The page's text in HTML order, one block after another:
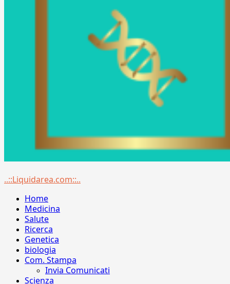
Menu
..::Liquidarea.com::..
Home
Medicina
Salute
Ricerca
Genetica
biologia
Com. Stampa
Invia Comunicati
Scienza